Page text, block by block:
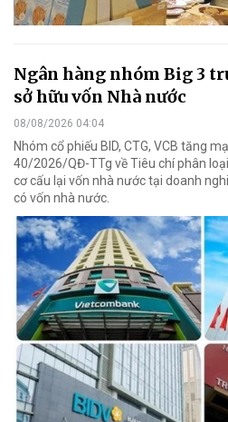
Ngân hàng nhóm Big 3
sở hữu vốn Nhà nước
08/08/2026 04:04
Nhóm cổ phiếu BID, CTG, VCB tăng
40/2026/QĐ-TTg về Tiêu chí phân
cơ cấu lại vốn nhà nước tại doanh
có vốn nhà nước.